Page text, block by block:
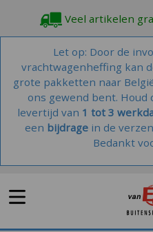
Veel artikelen
Let op: Door de
vrachtwagenheffing kan
grote pakketten naar
ons gewend bent.
levertijd van 1 tot 3
een bijdrage in de
Bedankt